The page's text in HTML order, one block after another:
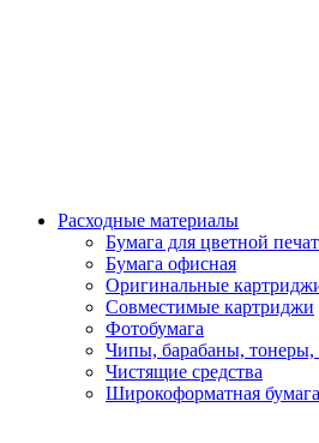
Расходные материалы
Бумага для цветной
Бумага офисная
Оригинальные
Совместимые картриджи
Фотобумага
Чипы, барабаны, тонеры,
Чистящие средства
Широкоформатная бумага